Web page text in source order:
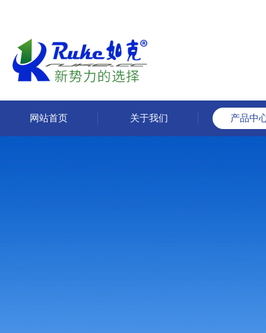
网站首页 关于我们 产品中